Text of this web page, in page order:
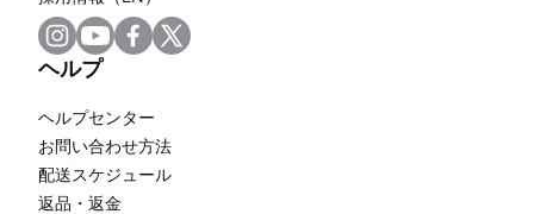
ヘルプ
ヘルプセンター
お問い合わせ方法
配送スケジュール
返品・返金